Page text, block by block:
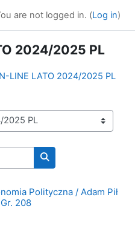
are not logged in. (Log in)
2024/2025 PL
LINE LATO 2024/2025 PL
Search courses
Polityczna / Adam Pił
208